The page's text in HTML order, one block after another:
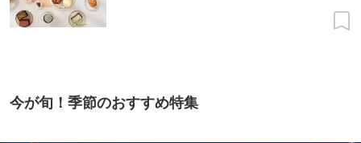
今が旬！季節のおすすめ特集